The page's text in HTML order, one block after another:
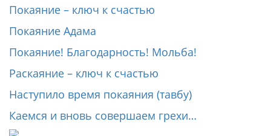
Покаяние – ключ к счастью
Покаяние Адама
Покаяние! Благодарность! Мольба!
Раскаяние – ключ к счастью
Наступило время покаяния (тавбу)
Каемся и вновь совершаем грехи…